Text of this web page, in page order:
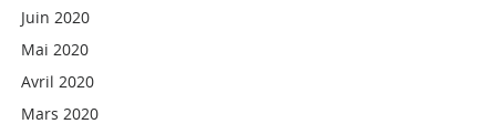
Juin 2020
Mai 2020
Avril 2020
Mars 2020